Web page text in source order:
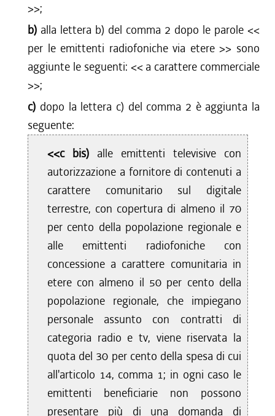
>>;
b) alla lettera b) del comma 2 dopo le parole <<
per le emittenti radiofoniche via etere>> sono
aggiunte le seguenti: << a carattere commerciale
>>;
c) dopo la lettera c) del comma 2 è aggiunta la
seguente:
<<c bis) alle emittenti televisive con
autorizzazione a fornitore di contenuti a
carattere comunitario sul digitale
terrestre, con copertura di almeno il 70
per cento della popolazione regionale e
alle emittenti radiofoniche con
concessione a carattere comunitaria in
etere con almeno il 50 per cento della
popolazione regionale, che impiegano
personale assunto con contratti di
categoria radio e tv, viene riservata la
quota del 30 per cento della spesa di cui
all'articolo 14, comma 1; in ogni caso le
emittenti beneficiarie non possono
presentare più di una domanda di